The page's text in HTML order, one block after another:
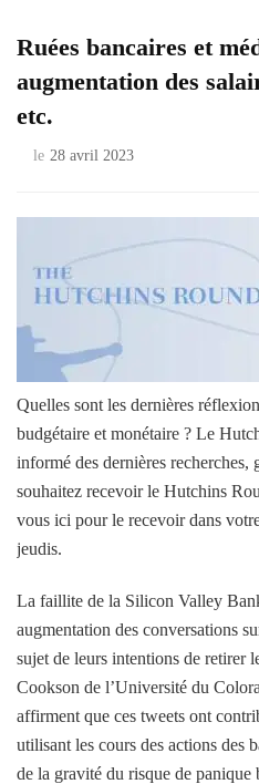
Ruées bancaires et
augmentation des
etc.
le 28 avril 2023
Quelles sont les dernières
budgétaire et monétaire ? Le
informé des dernières recherches,
souhaitez recevoir le Hutchins
vous ici pour le recevoir dans
jeudis.
La faillite de la Silicon Valley
augmentation des conversations
sujet de leurs intentions de retirer
Cookson de l’Université du
affirment que ces tweets ont
utilisant les cours des actions des
de la gravité du risque de panique